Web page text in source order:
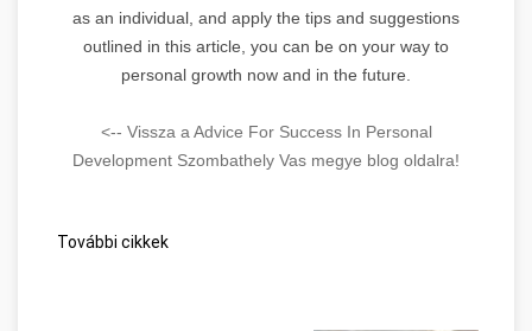
as an individual, and apply the tips and suggestions
outlined in this article, you can be on your way to
personal growth now and in the future.
<-- Vissza a Advice For Success In Personal
Development Szombathely Vas megye blog oldalra!
További cikkek